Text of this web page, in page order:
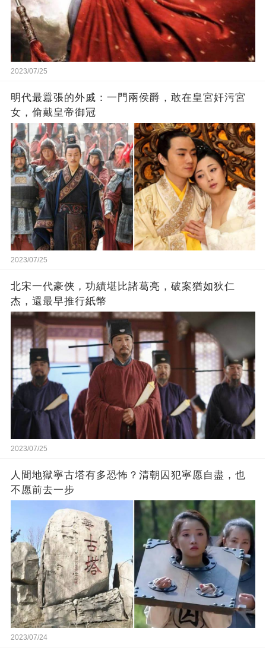
2023/07/25
​明代最囂張的外戚：一門兩侯爵，敢在皇宮奸污宮
女，偷戴皇帝御冠
2023/07/25
北宋一代豪俠，功績堪比諸葛亮，破案猶如狄仁
杰，還最早推行紙幣
2023/07/25
人間地獄寧古塔有多恐怖？清朝囚犯寧愿自盡，也
不愿前去一步
2023/07/24